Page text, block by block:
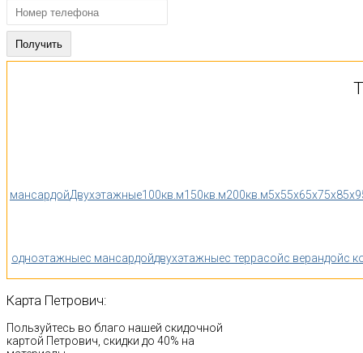
мансардойДвухэтажные100кв.м150кв.м200кв.м5x55x65x75x85x9
одноэтажныес мансардойдвухэтажныес террасойс верандойс
Карта Петрович:
Пользуйтесь во благо нашей скидочной
картой Петрович, скидки до 40% на